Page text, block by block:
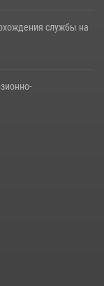
службы на